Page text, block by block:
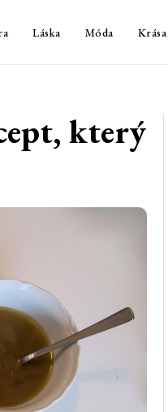
Láska Móda Krása
který